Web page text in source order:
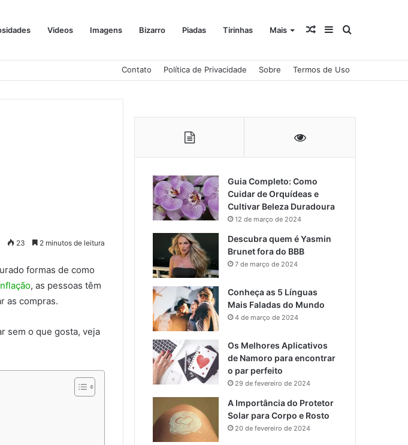
Videos Imagens Bizarro Piadas Tirinhas Mais Procurar
Barra
Artigo
Contato Política de Privacidade Sobre Termos de Uso
23 2 minutos de leitura
formas de como
, as pessoas têm
as compras.
sem o que gosta, veja
Guia Completo: Como
Cuidar de Orquídeas e
Cultivar Beleza Duradoura
12 de março de 2024
Descubra quem é Yasmin
Brunet fora do BBB
7 de março de 2024
Conheça as 5 Línguas
Mais Faladas do Mundo
4 de março de 2024
Os Melhores Aplicativos
de Namoro para encontrar
o par perfeito
29 de fevereiro de 2024
A Importância do Protetor
Solar para Corpo e Rosto
20 de fevereiro de 2024